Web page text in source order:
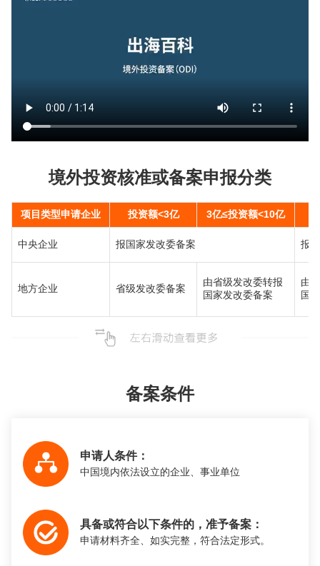
境外投资核准或备案申报分类
项目类型申请企业 投资额<3亿 3亿≤投资额<10亿
中央企业 报国家发改委备案 报
地方企业 省级发改委备案
由省级发改委转报
国家发改委备案
由
国
备案条件
申请人条件：
中国境内依法设立的企业、事业单位
具备或符合以下条件的，准予备案：
申请材料齐全、如实完整，符合法定形式。